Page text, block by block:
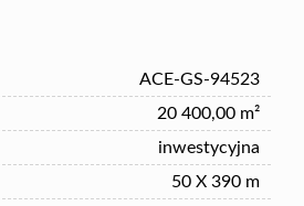
ACE-GS-94523
20 400,00 m²
inwestycyjna
50 X 390 m